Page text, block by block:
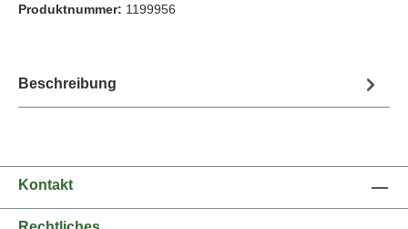
Produktnummer: 1199956
Beschreibung
Kontakt